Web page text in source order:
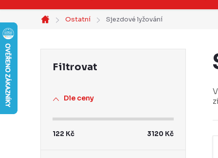
Domů
Ostatní Sjezdové lyžování
Dle ceny
122 Kč 3120 Kč